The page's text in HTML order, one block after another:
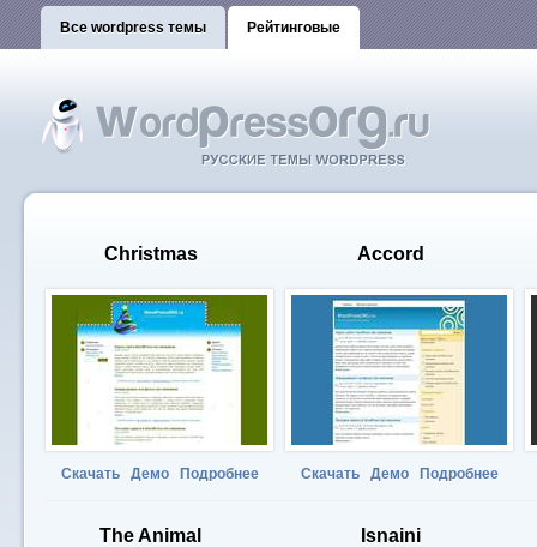
Все wordpress темы Рейтинговые
Christmas
Скачать Демо Подробнее
Accord
Скачать Демо Подробнее
The Animal Isnaini